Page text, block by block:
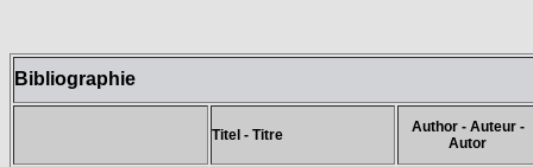
Bibliographie
Titel - Titre
Author - Auteur -
Autor